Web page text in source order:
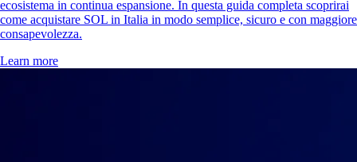
ecosistema in continua espansione. In questa guida completa scoprirai
come acquistare SOL in Italia in modo semplice, sicuro e con maggiore
consapevolezza.
Learn more